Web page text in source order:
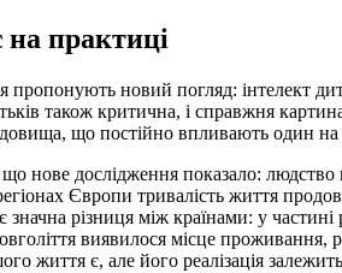
практиці
пропонують новий погляд: інтелект
також критична, і справжня
що постійно впливають один
нове дослідження показало:
Європи тривалість життя
значна різниця між країнами: у
виявилося місце
життя є, але його реалізація